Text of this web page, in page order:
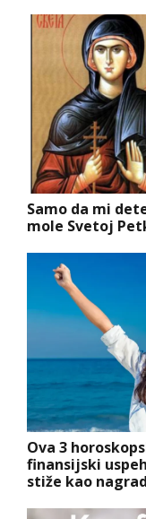
Samo da mi
mole Svetoj
Ova 3
finansijski
stiže kao